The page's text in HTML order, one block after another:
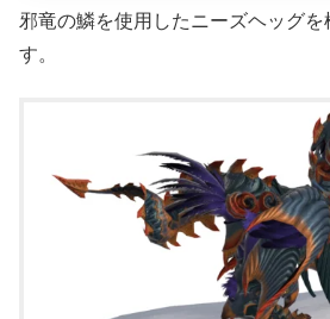
邪竜の鱗を使用したニーズヘッグ
す。